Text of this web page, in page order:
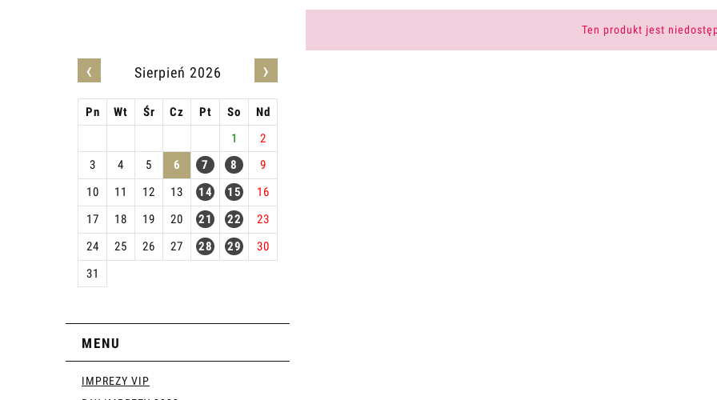
‹ Sierpień 2026 ›
Pn Wt Śr Cz Pt So
Nd
1
2
3
4 5 6 7 8
9
10
11 12 13 14 15
16
17
18 19 20 21 22
23
24
25 26 27 28 29
30
31
MENU
IMPREZY VIP
Ten produkt jest